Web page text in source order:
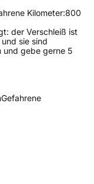
Kilometer:800
der Verschleiß ist
sie sind
und gebe gerne 5
Gefahrene